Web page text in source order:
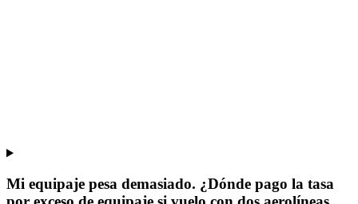
Mi equipaje pesa demasiado. ¿Dónde pago la tasa